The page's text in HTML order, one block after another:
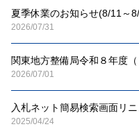
夏季休業のお知らせ(8/11～
2026/07/31
関東地方整備局令和８年度
2026/07/01
入札ネット簡易検索画面リ
2025/04/24